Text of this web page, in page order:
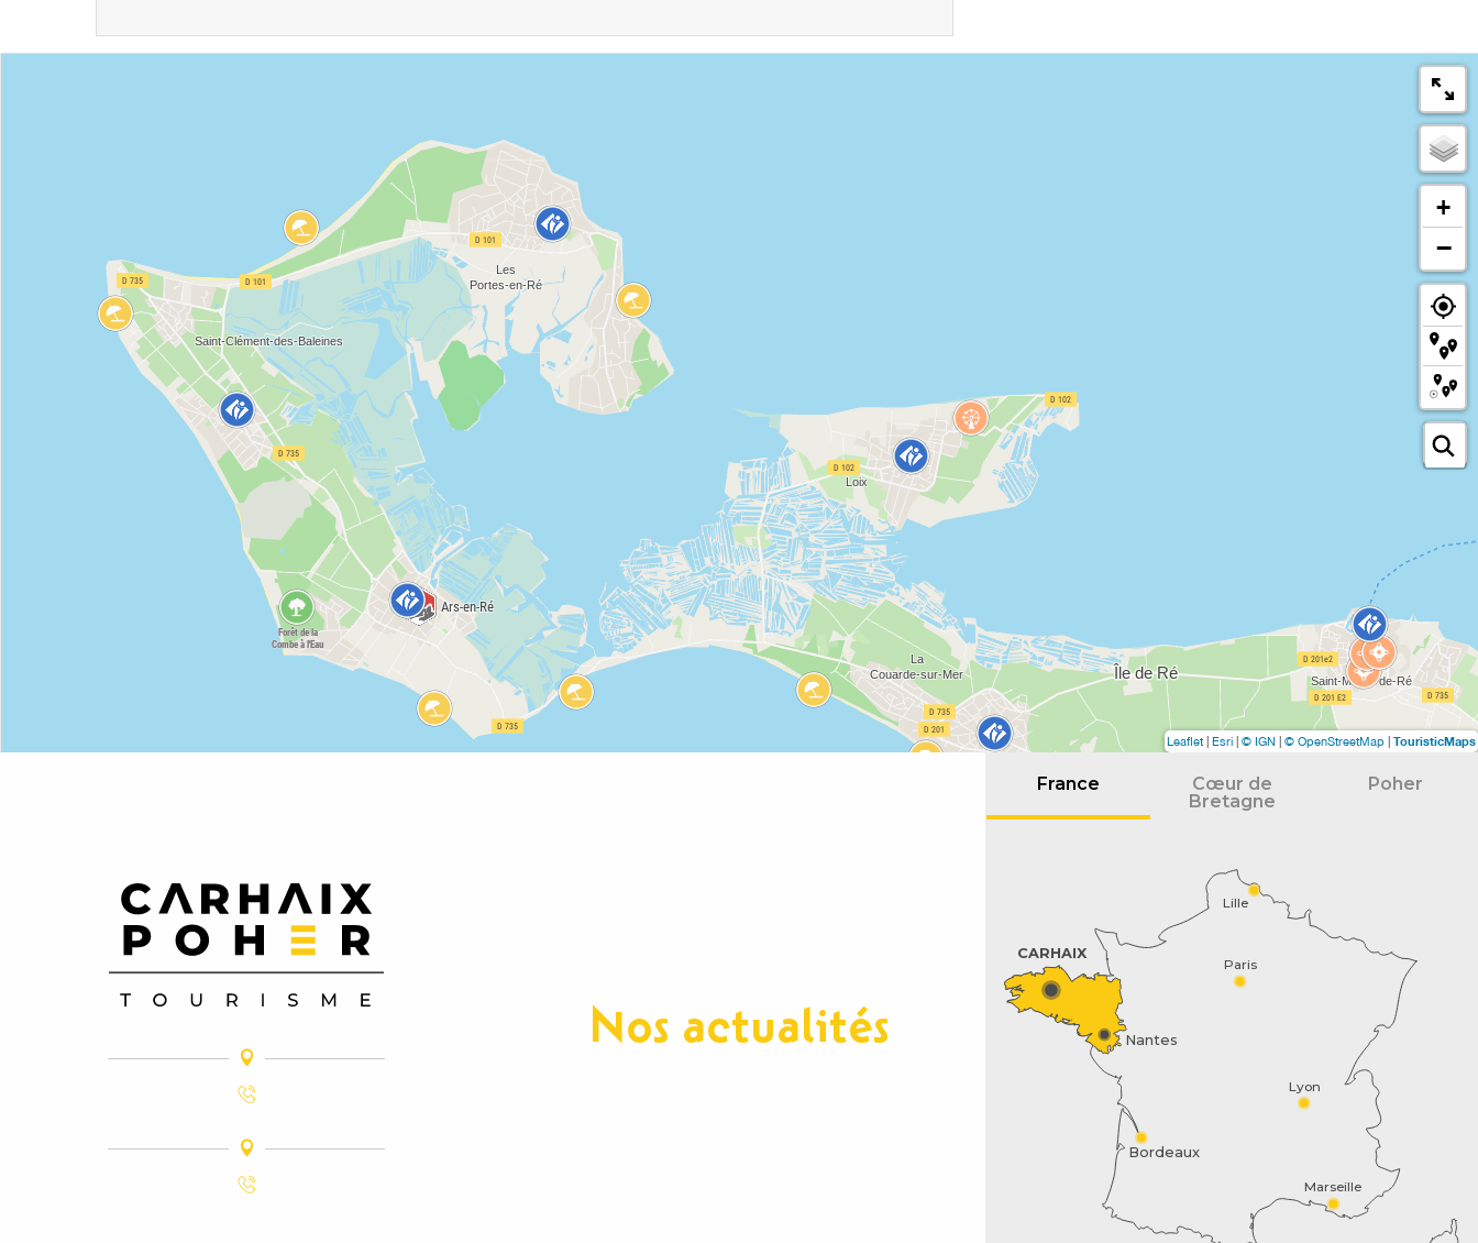
+
−
Leaflet| Esri © IGN © OpenStreetMap TouristicMaps
Nos actualités
France
Cœur de
Bretagne
Poher
Paris
Marseille
Lyon
Lille
Bordeaux
Nantes
CARHAIX